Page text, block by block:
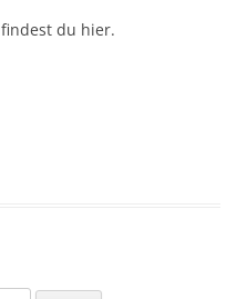
findest du hier.